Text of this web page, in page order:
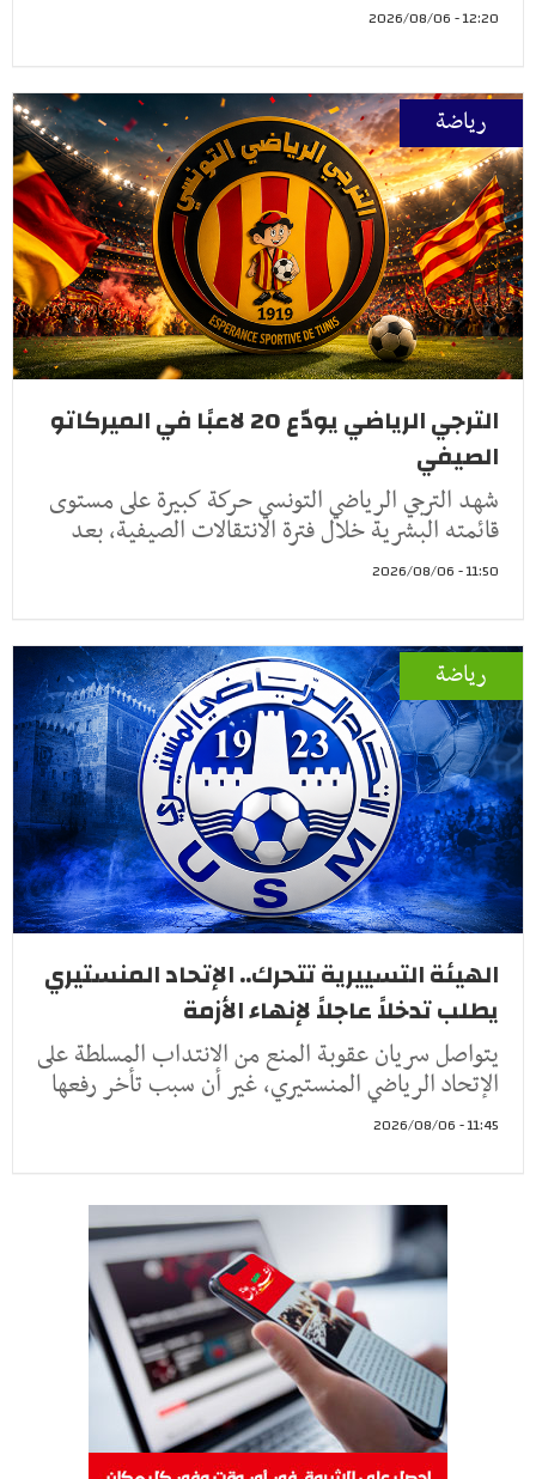
12:20 - 2026/08/06
رياضة
الترجي الرياضي يودّع 20 لاعبًا في الميركاتو
الصيفي
شهد الترجي الرياضي التونسي حركة كبيرة على مستوى
قائمته البشرية خلال فترة الانتقالات الصيفية، بعد
11:50 - 2026/08/06
رياضة
الهيئة التسييرية تتحرك.. الإتحاد المنستيري
يطلب تدخلاً عاجلاً لإنهاء الأزمة
يتواصل سريان عقوبة المنع من الانتداب المسلطة على
الإتحاد الرياضي المنستيري، غير أن سبب تأخر رفعها
11:45 - 2026/08/06